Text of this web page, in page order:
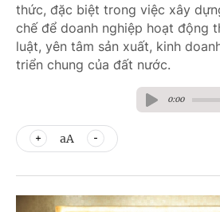
thức, đặc biệt trong việc xây
chế để doanh nghiệp hoạt động
luật, yên tâm sản xuất, kinh
triển chung của đất nước.
0:00
aA